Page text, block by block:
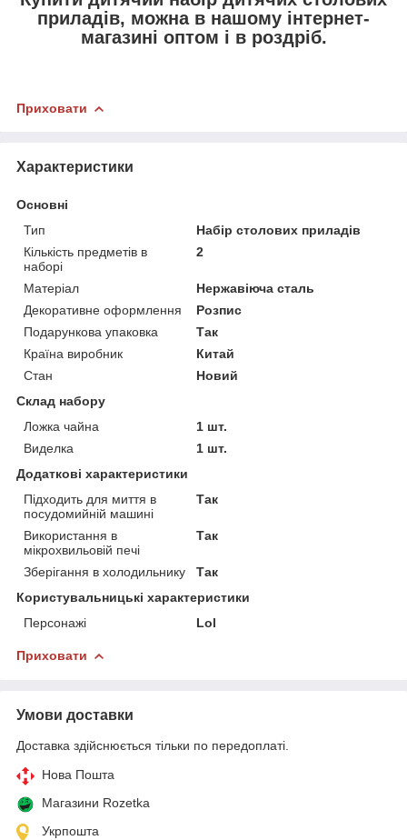
приладів, можна в нашому інтернет-
магазині оптом і в роздріб.
Приховати
Характеристики
Основні
Тип
Набір столових приладів
Кількість предметів в
наборі
2
Матеріал
Нержавіюча сталь
Декоративне оформлення
Розпис
Подарункова упаковка
Так
Країна виробник
Китай
Стан
Новий
Склад набору
Ложка чайна
1 шт.
Виделка
1 шт.
Додаткові характеристики
Підходить для миття в
посудомийній машині
Так
Використання в
мікрохвильовій печі
Так
Зберігання в холодильнику
Так
Користувальницькі характеристики
Персонажі
Lol
Приховати
Умови доставки
Доставка здійснюється тільки по передоплаті.
Нова Пошта
Магазини Rozetka
Укрпошта